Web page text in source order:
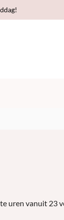
uren vanuit 23